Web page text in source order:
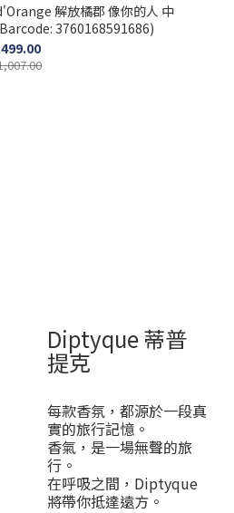
解放橘郡 像你的人 中
3760168591686)
Diptyque 蒂普
提克
每款香氛，都源於一段真
實的旅行記憶。
香氣，是一場無聲的旅
行。
在呼吸之間，Diptyque
將帶你抵達遠方。